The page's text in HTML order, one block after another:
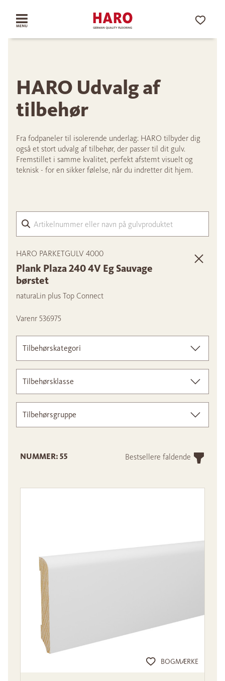
HARO Udvalg af
tilbehør
Fra fodpaneler til isolerende underlag: HARO tilbyder dig
også et stort udvalg af tilbehør, der passer til dit gulv.
Fremstillet i samme kvalitet, perfekt afstemt visuelt og
teknisk - for en sikker følelse, når du indretter dit hjem.
HARO PARKETGULV 4000
Plank Plaza 240 4V Eg Sauvage
børstet
naturaLin plus Top Connect
Varenr 536975
Tilbehørskategori
Tilbehørsklasse
Tilbehørsgruppe
NUMMER: 55 Bestsellere faldende
BOGMÆRKE